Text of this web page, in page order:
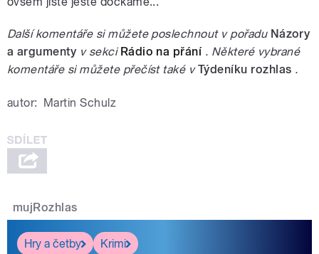
Další komentáře si můžete poslechnout v pořadu Názory
a argumenty v sekci Rádio na přání . Některé vybrané
komentáře si můžete přečíst také vTýdeníku rozhlas .
autor: Martin Schulz
mujRozhlas
Hry a četby
Krimi